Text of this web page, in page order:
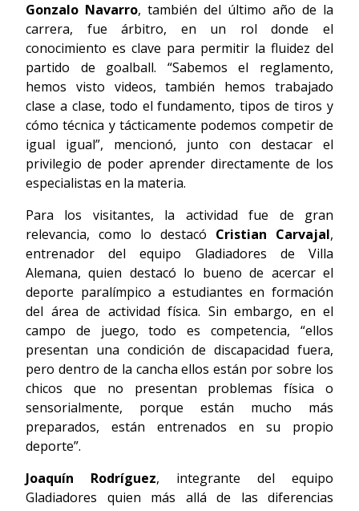
Gonzalo Navarro, también del último año de la
carrera, fue árbitro, en un rol donde el
conocimiento es clave para permitir la fluidez del
partido de goalball. “Sabemos el reglamento,
hemos visto videos, también hemos trabajado
clase a clase, todo el fundamento, tipos de tiros y
cómo técnica y tácticamente podemos competir de
igual igual”, mencionó, junto con destacar el
privilegio de poder aprender directamente de los
especialistas en la materia.
Para los visitantes, la actividad fue de gran
relevancia, como lo destacó Cristian Carvajal,
entrenador del equipo Gladiadores de Villa
Alemana, quien destacó lo bueno de acercar el
deporte paralímpico a estudiantes en formación
del área de actividad física. Sin embargo, en el
campo de juego, todo es competencia, “ellos
presentan una condición de discapacidad fuera,
pero dentro de la cancha ellos están por sobre los
chicos que no presentan problemas física o
sensorialmente, porque están mucho más
preparados, están entrenados en su propio
deporte”.
Joaquín Rodríguez, integrante del equipo
Gladiadores quien más allá de las diferencias